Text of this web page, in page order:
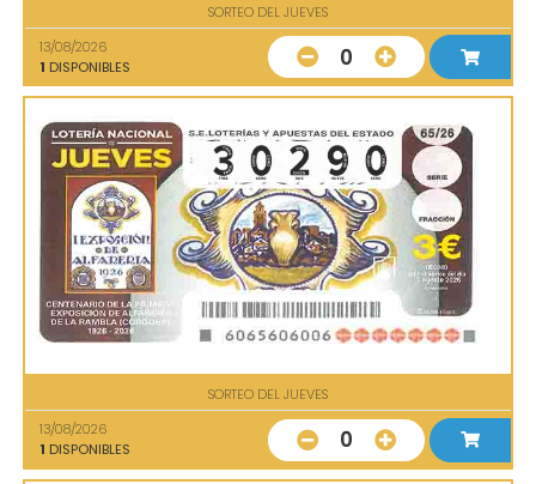
SORTEO DEL JUEVES
13/08/2026
1 DISPONIBLES 0
SORTEO DEL JUEVES
13/08/2026
1 DISPONIBLES 0